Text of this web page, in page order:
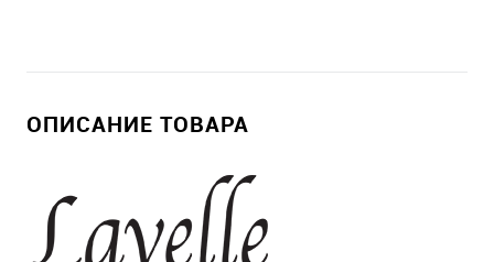
ОПИСАНИЕ ТОВАРА